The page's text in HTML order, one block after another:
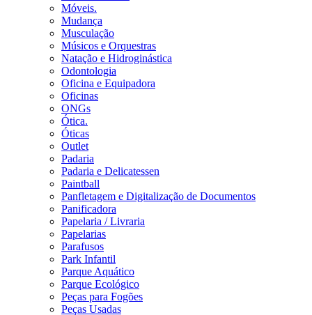
Móveis.
Mudança
Musculação
Músicos e Orquestras
Natação e Hidroginástica
Odontologia
Oficina e Equipadora
Oficinas
ONGs
Ótica.
Óticas
Outlet
Padaria
Padaria e Delicatessen
Paintball
Panfletagem e Digitalização de Documentos
Panificadora
Papelaria / Livraria
Papelarias
Parafusos
Park Infantil
Parque Aquático
Parque Ecológico
Peças para Fogões
Peças Usadas